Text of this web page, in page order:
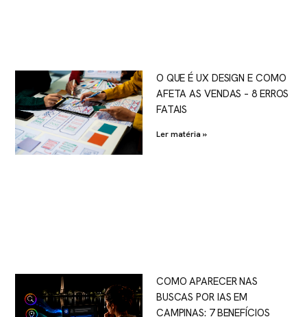
O QUE É UX DESIGN E COMO
AFETA AS VENDAS – 8 ERROS
FATAIS
Ler matéria »
COMO APARECER NAS
BUSCAS POR IAS EM
CAMPINAS: 7 BENEFÍCIOS